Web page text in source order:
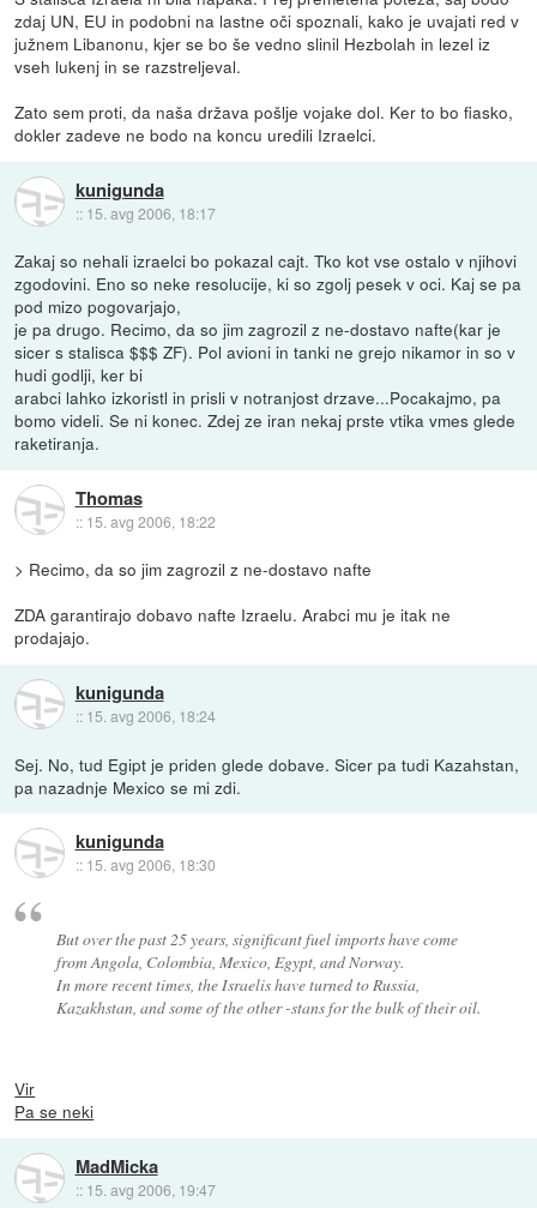
zdaj UN, EU in podobni na lastne oči spoznali, kako je uvajati red v
južnem Libanonu, kjer se bo še vedno slinil Hezbolah in lezel iz
vseh lukenj in se razstreljeval.
Zato sem proti, da naša država pošlje vojake dol. Ker to bo fiasko,
dokler zadeve ne bodo na koncu uredili Izraelci.
kunigunda
:: 15. avg 2006, 18:17
Zakaj so nehali izraelci bo pokazal cajt. Tko kot vse ostalo v njihovi
zgodovini. Eno so neke resolucije, ki so zgolj pesek v oci. Kaj se pa
pod mizo pogovarjajo,
je pa drugo. Recimo, da so jim zagrozil z ne-dostavo nafte(kar je
sicer s stalisca $$$ ZF). Pol avioni in tanki ne grejo nikamor in so v
hudi godlji, ker bi
arabci lahko izkoristl in prisli v notranjost drzave...Pocakajmo, pa
bomo videli. Se ni konec. Zdej ze iran nekaj prste vtika vmes glede
raketiranja.
Thomas
:: 15. avg 2006, 18:22
> Recimo, da so jim zagrozil z ne-dostavo nafte
ZDA garantirajo dobavo nafte Izraelu. Arabci mu je itak ne
prodajajo.
kunigunda
:: 15. avg 2006, 18:24
Sej. No, tud Egipt je priden glede dobave. Sicer pa tudi Kazahstan,
pa nazadnje Mexico se mi zdi.
kunigunda
:: 15. avg 2006, 18:30
But over the past 25 years, significant fuel imports have come
from Angola, Colombia, Mexico, Egypt, and Norway.
In more recent times, the Israelis have turned to Russia,
Kazakhstan, and some of the other -stans for the bulk of their oil.
Vir
Pa se neki
MadMicka
:: 15. avg 2006, 19:47